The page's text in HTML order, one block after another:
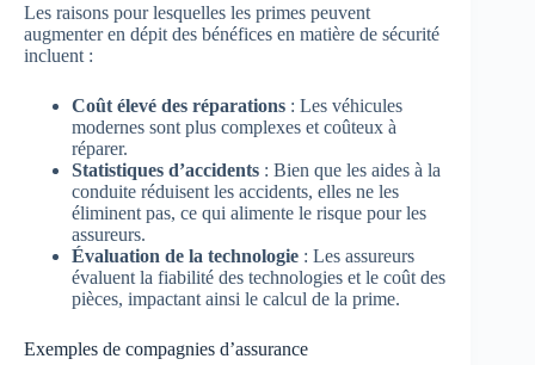
Les raisons pour lesquelles les primes peuvent
augmenter en dépit des bénéfices en matière de sécurité
incluent :
Coût élevé des réparations : Les véhicules
modernes sont plus complexes et coûteux à
réparer.
Statistiques d’accidents : Bien que les aides à la
conduite réduisent les accidents, elles ne les
éliminent pas, ce qui alimente le risque pour les
assureurs.
Évaluation de la technologie : Les assureurs
évaluent la fiabilité des technologies et le coût des
pièces, impactant ainsi le calcul de la prime.
Exemples de compagnies d’assurance